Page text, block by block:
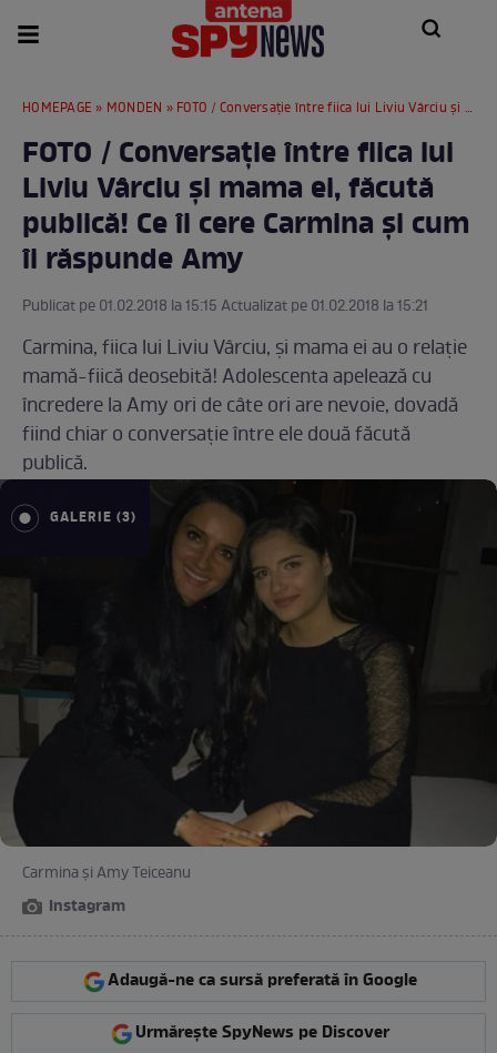
HOMEPAGE » MONDEN » FOTO / Conversaţie între fiica lui Liviu Vârciu şi mama ei, făcută publică! Ce îi cere Carmina şi cum îi răspunde Amy
FOTO / Conversaţie între fiica lui
Liviu Vârciu şi mama ei, făcută
publică! Ce îi cere Carmina şi cum
îi răspunde Amy
Publicat pe 01.02.2018 la 15:15 Actualizat pe 01.02.2018 la 15:21
Carmina, fiica lui Liviu Vârciu, şi mama ei au o relaţie
mamă-fiică deosebită! Adolescenta apelează cu
încredere la Amy ori de câte ori are nevoie, dovadă
fiind chiar o conversaţie între ele două făcută
publică.
GALERIE (3)
Carmina şi Amy Teiceanu
Instagram
Adaugă-ne ca sursă preferată în Google
Urmărește SpyNews pe Discover